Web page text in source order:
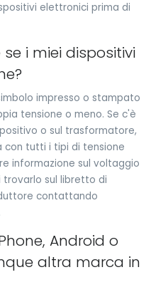
elettronici prima di
i miei dispositivi
impresso o stampato
tensione o meno. Se c'è
o sul trasformatore,
con tutti i tipi di tensione
informazione sul voltaggio
sul libretto di
contattando
Android o
altra marca in